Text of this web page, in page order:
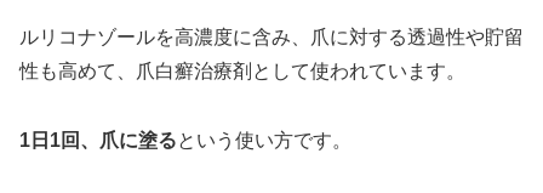
ルリコナゾールを高濃度に含み、爪に対する透過性や貯留
性も高めて、爪白癬治療剤として使われています。
1日1回、爪に塗るという使い方です。